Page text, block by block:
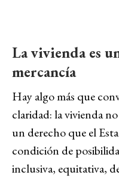
La vivienda es
mercancía
Hay algo más que
claridad: la vivienda
un derecho que el
condición de
inclusiva, equitativa,